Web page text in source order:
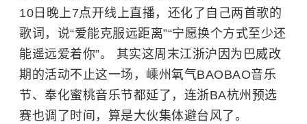
10日晚上7点开线上直播，还化了自己两首歌的
歌词，说“爱能克服远距离”“宁愿换个方式至少还
能遥远爱着你”。 其实这周末江浙沪因为巴威改
期的活动不止这一场，嵊州氧气BAOBAO音乐
节、奉化蜜桃音乐节都延了，连浙BA杭州预选
赛也调了时间，算是大伙集体避台风了。